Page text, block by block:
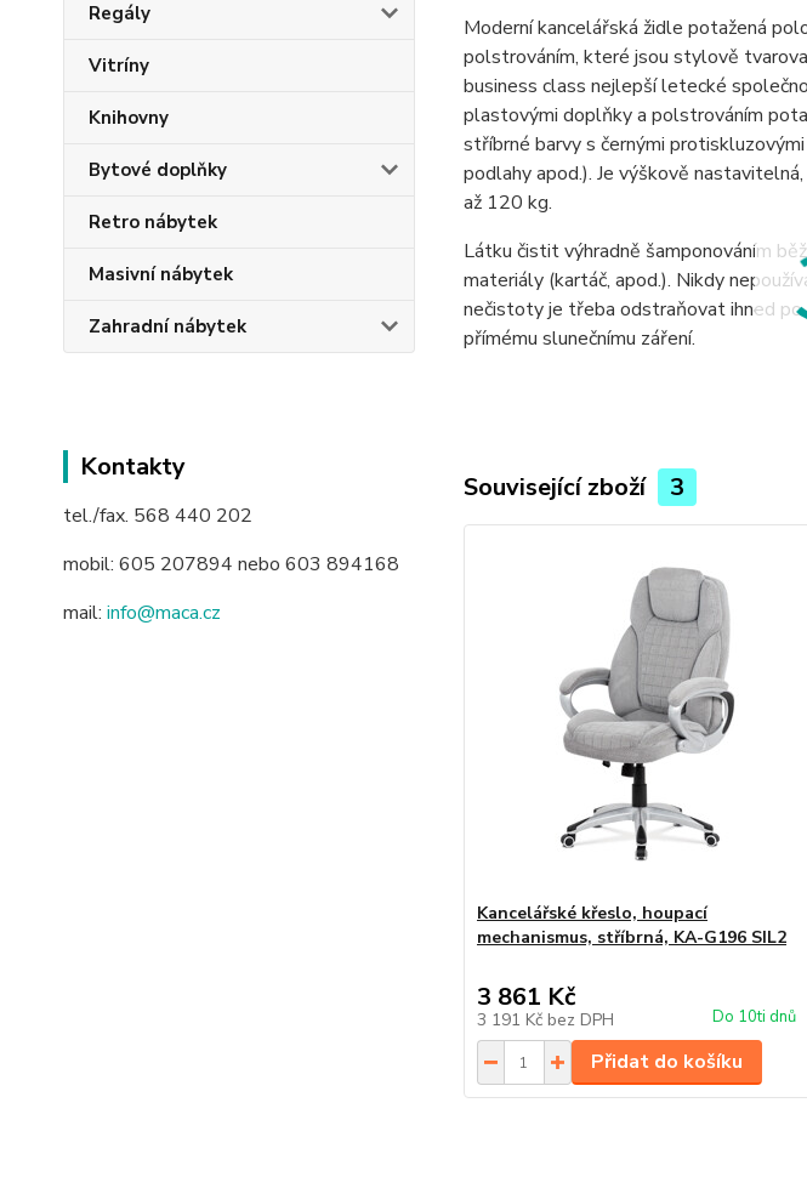
Regály
Vitríny
Knihovny
Bytové doplňky
Retro nábytek
Masivní nábytek
Zahradní nábytek
Kontakty
tel./fax. 568 440 202
mobil: 605 207894 nebo 603 894168
mail: info@maca.cz
Moderní kancelářská židle potažená
polstrováním, které jsou stylově
business class nejlepší letecké
plastovými doplňky a polstrováním
stříbrné barvy s černými
podlahy apod.). Je výškově
až 120 kg.
Látku čistit výhradně šamponováním
materiály (kartáč, apod.). Nikdy
nečistoty je třeba odstraňovat ihned po
přímému slunečnímu záření.
Související zboží 3
Kancelářské křeslo, houpací
mechanismus, stříbrná, KA-G196 SIL2
3 861 Kč
3 191 Kč bez DPH Do 10ti dnů
Přidat do košíku